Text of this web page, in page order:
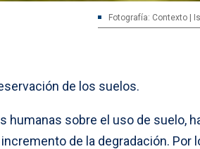
Fotografía: Contexto |
de los suelos.
sobre el uso de suelo,
de la degradación. Por